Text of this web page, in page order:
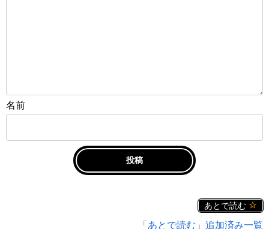
名前
あとで読む
「あとで読む」追加済み一覧